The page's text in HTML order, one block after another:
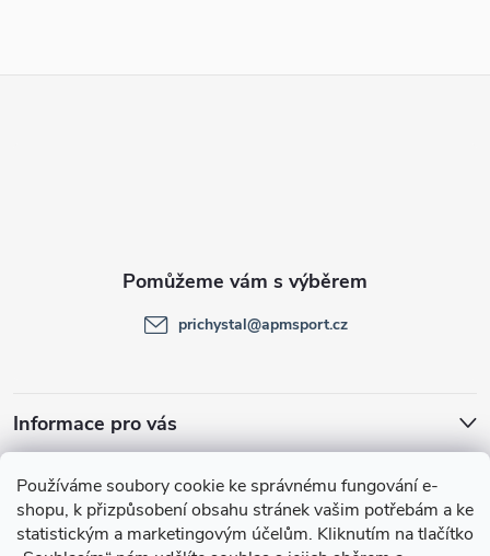
Používáme soubory cookie ke správnému fungování e-
shopu, k přizpůsobení obsahu stránek vašim potřebám a ke
statistickým a marketingovým účelům. Kliknutím na tlačítko
Informace pro vás
prichystal@apmsport.cz
Facebook